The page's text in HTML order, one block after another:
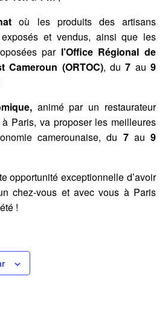
où les produits des artisans
et vendus, ainsi que les
par l’Office Régional de
Cameroun (ORTOC), du 7 au 9
, animé par un restaurateur
Paris, va proposer les meilleures
camerounaise, du 7 au 9
opportunité exceptionnelle d’avoir
chez-vous et avec vous à Paris
!